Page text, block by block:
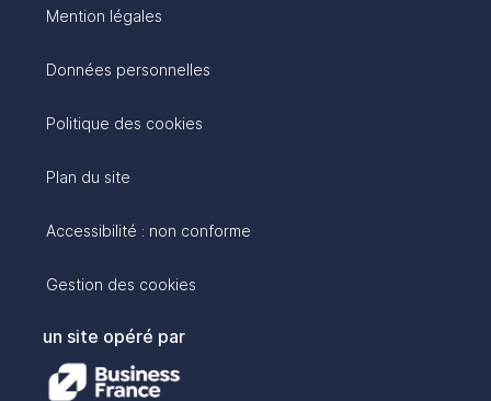
Mention légales
Données personnelles
Politique des cookies
Plan du site
Accessibilité : non conforme
Gestion des cookies
un site opéré par